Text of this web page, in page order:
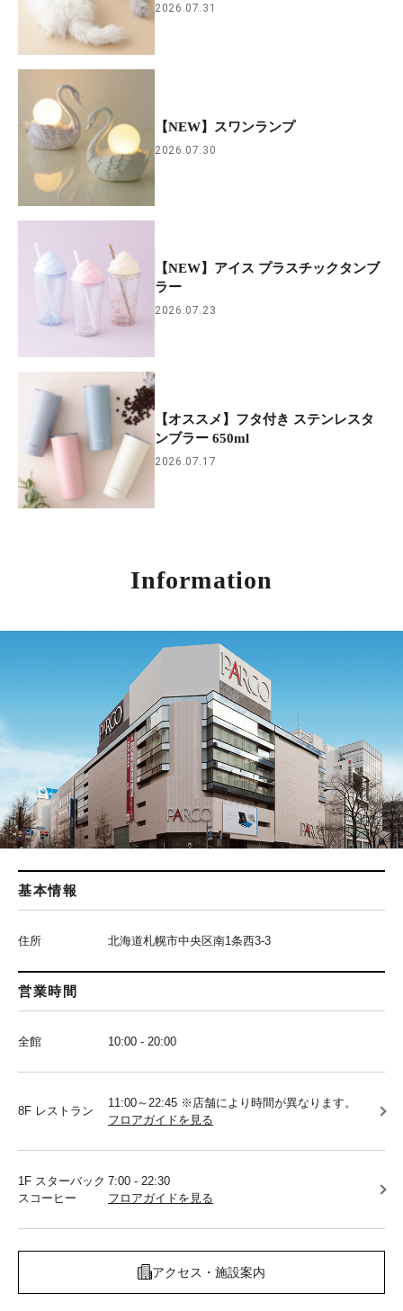
2026.07.31
【NEW】スワンランプ
2026.07.30
【NEW】アイス プラスチックタンブ
ラー
2026.07.23
【オススメ】フタ付き ステンレスタ
ンブラー 650ml
2026.07.17
Information
基本情報
住所 北海道札幌市中央区南1条西3-3
営業時間
全館 10:00 - 20:00
8F レストラン
11:00～22:45 ※店舗により時間が異なります。
フロアガイドを見る
1F スターバック
スコーヒー
7:00 - 22:30
フロアガイドを見る
アクセス・施設案内